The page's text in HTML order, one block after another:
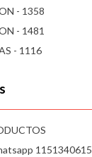
- 1358
- 1481
- 1116
1151340615